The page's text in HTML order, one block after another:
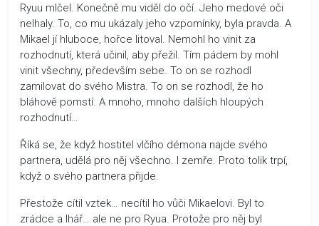
Ryuu mlčel. Konečně mu viděl do očí. Jeho medové oči
nelhaly. To, co mu ukázaly jeho vzpomínky, byla pravda. A
Mikael jí hluboce, hořce litoval. Nemohl ho vinit za
rozhodnutí, která učinil, aby přežil. Tím pádem by mohl
vinit všechny, především sebe. To on se rozhodl
zamilovat do svého Mistra. To on se rozhodl, že ho
bláhově pomstí. A mnoho, mnoho dalších hloupých
rozhodnutí…
Říká se, že když hostitel vlčího démona najde svého
partnera, udělá pro něj všechno. I zemře. Proto tolik trpí,
když o svého partnera přijde.
Přestože cítil vztek… necítil ho vůči Mikaelovi. Byl to
zrádce a lhář… ale ne pro Ryua. Protože pro něj byl